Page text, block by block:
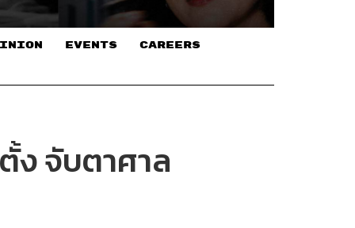
EVENTS CAREERS
ง จับตาศาล